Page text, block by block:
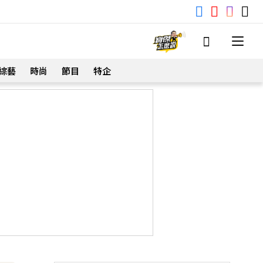
藝 時尚 節目 特企